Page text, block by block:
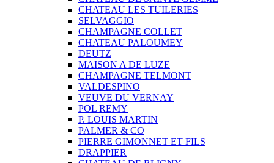
CHATEAU LES TUILERIES
SELVAGGIO
CHAMPAGNE COLLET
CHATEAU PALOUMEY
DEUTZ
MAISON A DE LUZE
CHAMPAGNE TELMONT
VALDESPINO
VEUVE DU VERNAY
POL REMY
P. LOUIS MARTIN
PALMER & CO
PIERRE GIMONNET ET FILS
DRAPPIER